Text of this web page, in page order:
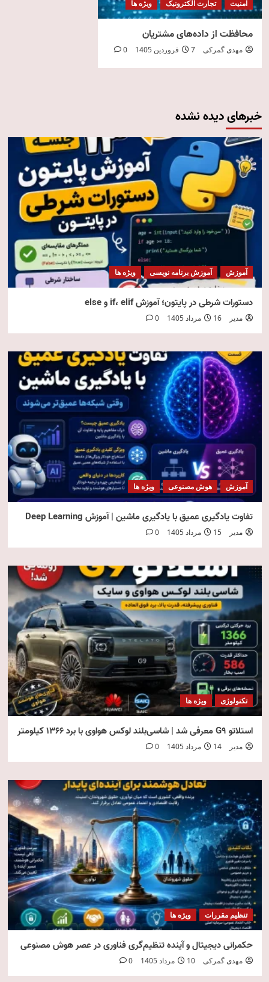
امنیت تجارت الکترونیک ویژه ها
محافظت از داده‌های مشتریان
مهدی گمرکی 7 فروردین 1405 0
خبرهای دیده نشده
آموزش آموزش برنامه نویسی ویژه ها
دستورات شرطی در پایتون؛ آموزش if، elif و else
مدیر 16 مرداد 1405 0
آموزش هوش مصنوعی ویژه ها
تفاوت یادگیری عمیق با یادگیری ماشین | آموزش Deep Learning
مدیر 15 مرداد 1405 0
تکنولوژی ویژه ها
استلاتو G9 معرفی شد | شاسی‌بلند لوکس هواوی با برد ۱۳۶۶ کیلومتر
مدیر 14 مرداد 1405 0
تنظیم مقررات ویژه ها
حکمرانی دیجیتال و آینده تنظیم‌گری فناوری در عصر هوش مصنوعی
مهدی گمرکی 10 مرداد 1405 0